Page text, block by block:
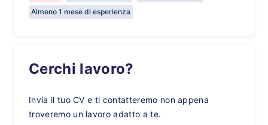
Almeno 1 mese di esperienza
Cerchi lavoro?
Invia il tuo CV e ti contatteremo non appena
troveremo un lavoro adatto a te.